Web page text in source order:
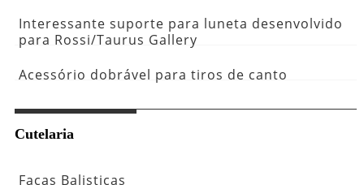
Interessante suporte para luneta desenvolvido
para Rossi/Taurus Gallery
Acessório dobrável para tiros de canto
Cutelaria
Facas Balisticas